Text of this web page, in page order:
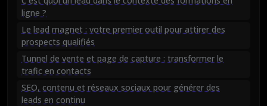
ligne ?
Le lead magnet : votre premier outil pour attirer des
prospects qualifiés
Tunnel de vente et page de capture : transformer le
trafic en contacts
SEO, contenu et réseaux sociaux pour générer des
leads en continu